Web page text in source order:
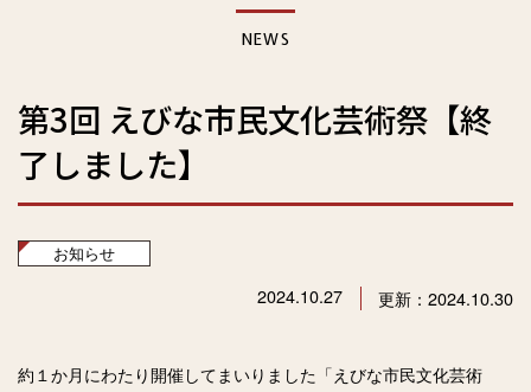
NEWS
第3回 えびな市民文化芸術祭【終
了しました】
お知らせ
2024.10.27 更新：2024.10.30
約１か月にわたり開催してまいりました「えびな市民文化芸術